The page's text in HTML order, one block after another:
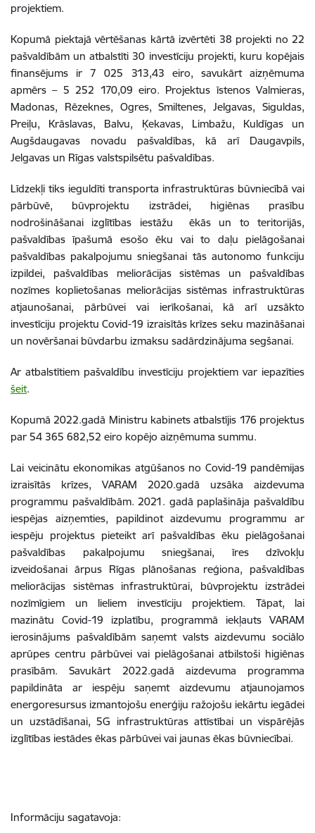
projektiem.
Kopumā piektajā vērtēšanas kārtā izvērtēti 38 projekti no 22
pašvaldībām un atbalstīti 30 investīciju projekti, kuru kopējais
finansējums ir 7 025 313,43 eiro, savukārt aizņēmuma
apmērs – 5 252 170,09 eiro. Projektus īstenos Valmieras,
Madonas, Rēzeknes, Ogres, Smiltenes, Jelgavas, Siguldas,
Preiļu, Krāslavas, Balvu, Ķekavas, Limbažu, Kuldīgas un
Augšdaugavas novadu pašvaldības, kā arī Daugavpils,
Jelgavas un Rīgas valstspilsētu pašvaldības.
Līdzekļi tiks ieguldīti transporta infrastruktūras būvniecībā vai
pārbūvē, būvprojektu izstrādei, higiēnas prasību
nodrošināšanai izglītības iestāžu ēkās un to teritorijās,
pašvaldības īpašumā esošo ēku vai to daļu pielāgošanai
pašvaldības pakalpojumu sniegšanai tās autonomo funkciju
izpildei, pašvaldības meliorācijas sistēmas un pašvaldības
nozīmes koplietošanas meliorācijas sistēmas infrastruktūras
atjaunošanai, pārbūvei vai ierīkošanai, kā arī uzsākto
investīciju projektu Covid-19 izraisītās krīzes seku mazināšanai
un novēršanai būvdarbu izmaksu sadārdzinājuma segšanai.
Ar atbalstītiem pašvaldību investīciju projektiem var iepazīties
šeit.
Kopumā 2022.gadā Ministru kabinets atbalstījis 176 projektus
par 54 365 682,52 eiro kopējo aizņēmuma summu.
Lai veicinātu ekonomikas atgūšanos no Covid-19 pandēmijas
izraisītās krīzes, VARAM 2020.gadā uzsāka aizdevuma
programmu pašvaldībām. 2021. gadā paplašināja pašvaldību
iespējas aizņemties, papildinot aizdevumu programmu ar
iespēju projektus pieteikt arī pašvaldības ēku pielāgošanai
pašvaldības pakalpojumu sniegšanai, īres dzīvokļu
izveidošanai ārpus Rīgas plānošanas reģiona, pašvaldības
meliorācijas sistēmas infrastruktūrai, būvprojektu izstrādei
nozīmīgiem un lieliem investīciju projektiem. Tāpat, lai
mazinātu Covid-19 izplatību, programmā iekļauts VARAM
ierosinājums pašvaldībām saņemt valsts aizdevumu sociālo
aprūpes centru pārbūvei vai pielāgošanai atbilstoši higiēnas
prasībām. Savukārt 2022.gadā aizdevuma programma
papildināta ar iespēju saņemt aizdevumu atjaunojamos
energoresursus izmantojošu enerģiju ražojošu iekārtu iegādei
un uzstādīšanai, 5G infrastruktūras attīstībai un vispārējās
izglītības iestādes ēkas pārbūvei vai jaunas ēkas būvniecībai.
Informāciju sagatavoja: